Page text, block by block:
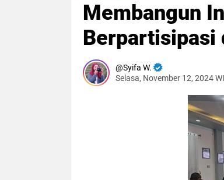
Membangun
Berpartisipasi
Syifa W.
Selasa, November 12, 2024